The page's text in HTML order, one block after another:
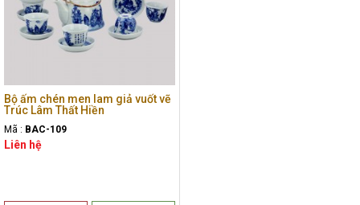
Bộ ấm chén men lam giả vuốt vẽ
Trúc Lâm Thất Hiền
Mã : BAC-109
Liên hệ